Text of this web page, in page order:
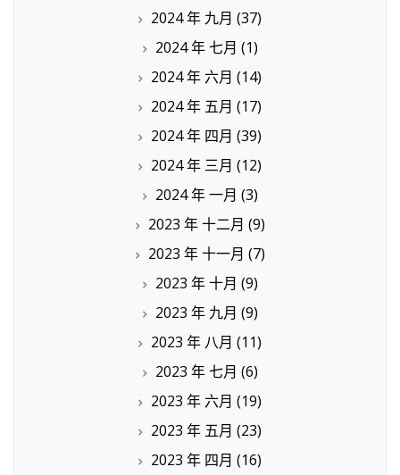
2024 年 九月 (37)
2024 年 七月 (1)
2024 年 六月 (14)
2024 年 五月 (17)
2024 年 四月 (39)
2024 年 三月 (12)
2024 年 一月 (3)
2023 年 十二月 (9)
2023 年 十一月 (7)
2023 年 十月 (9)
2023 年 九月 (9)
2023 年 八月 (11)
2023 年 七月 (6)
2023 年 六月 (19)
2023 年 五月 (23)
2023 年 四月 (16)